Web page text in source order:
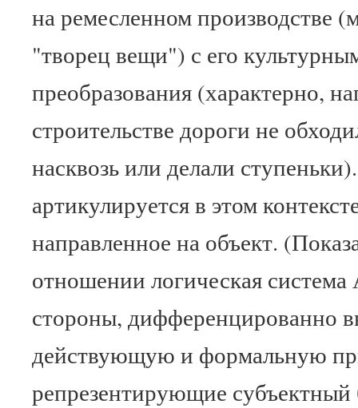
на ремесленном производстве
"творец вещи") с его
преобразования (характерно,
строительстве дороги не
насквозь или делали
артикулируется в этом
направленное на объект.
отношении логическая система
стороны, дифференцированно
действующую и формальную
репрезентирующие субъектный